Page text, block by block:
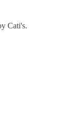
Cati's.